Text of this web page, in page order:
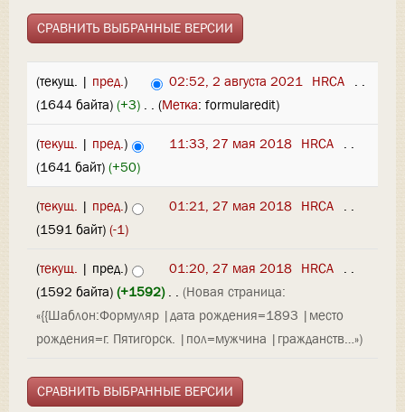
(текущ. | пред.) 02:52, 2 августа 2021 HRCA . .
(1644 байта) (+3) . . (Метка: formularedit)
(текущ. | пред.) 11:33, 27 мая 2018 HRCA . .
(1641 байт) (+50)
(текущ. | пред.) 01:21, 27 мая 2018 HRCA . .
(1591 байт) (-1)
(текущ. | пред.) 01:20, 27 мая 2018 HRCA . .
(1592 байта) (+1592)‎ . . (Новая страница:
«{{Шаблон:Формуляр |дата рождения=1893 |место
рождения=г. Пятигорск. |пол=мужчина |гражданств…»)